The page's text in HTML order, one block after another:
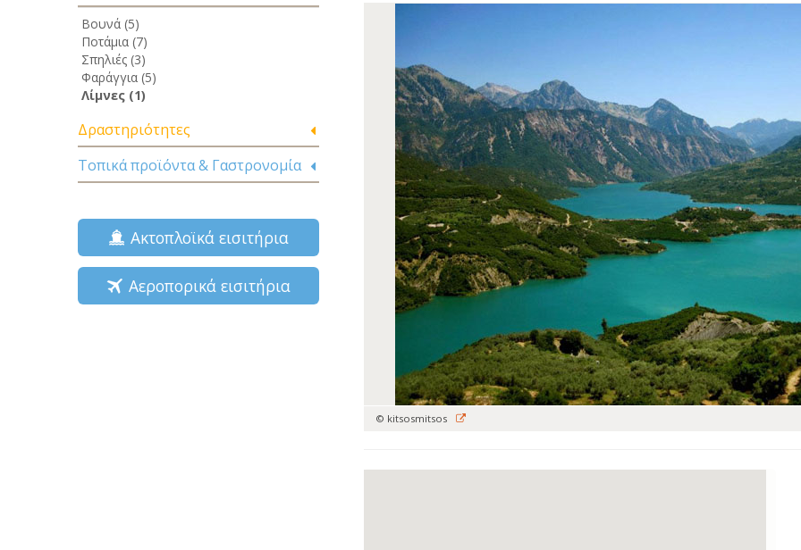
Βουνά (5)
Ποτάμια (7)
Σπηλιές (3)
Φαράγγια (5)
Λίμνες (1)
Δραστηριότητες
Τοπικά προϊόντα & Γαστρονομία
Ακτοπλοϊκά εισιτήρια
Αεροπορικά εισιτήρια
© kitsosmitsos